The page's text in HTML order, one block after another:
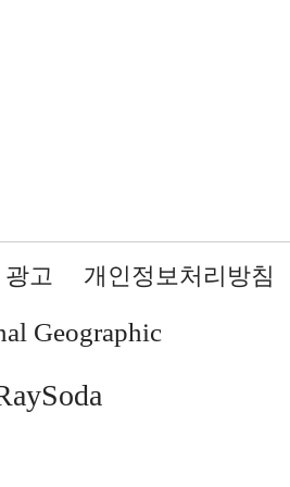
광고 개인정보처리방침
Geographic